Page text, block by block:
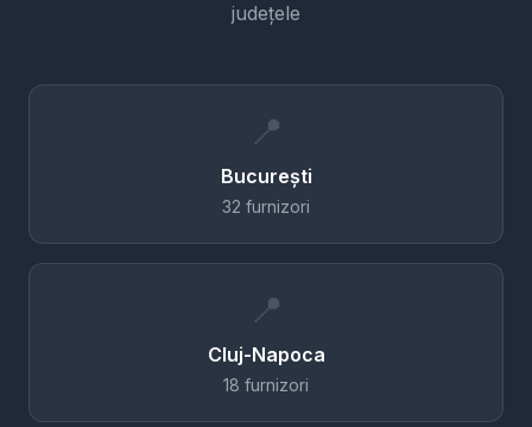
județele
📍
București
32 furnizori
📍
Cluj-Napoca
18 furnizori